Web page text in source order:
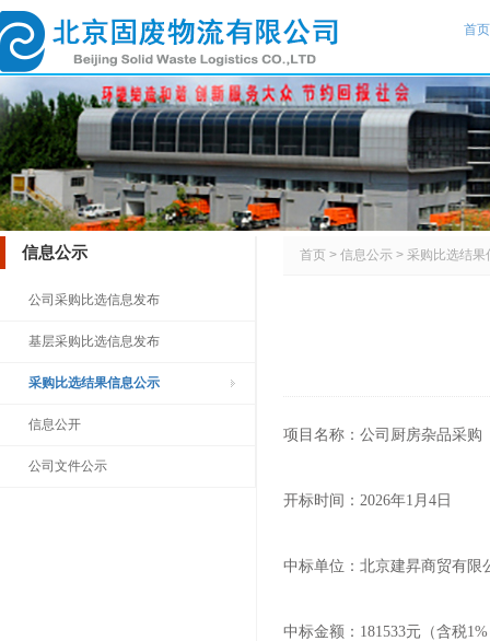
首页
信息公示
公司采购比选信息发布
基层采购比选信息发布
采购比选结果信息公示
信息公开
公司文件公示
首页 > 信息公示 > 采购比选结果
项目名称：公司厨房杂品采购
开标时间：2026年1月4日
中标单位：北京建昇商贸有限
中标金额：181533元（含税